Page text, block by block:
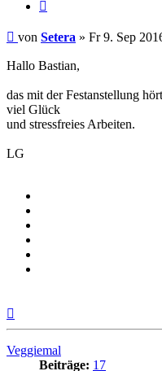
Beitrag
von Setera » Fr 9. Sep
Hallo Bastian,
das mit der Festanstellung
viel Glück
und stressfreies Arbeiten.
LG
Veggiemal
Beiträge: 17